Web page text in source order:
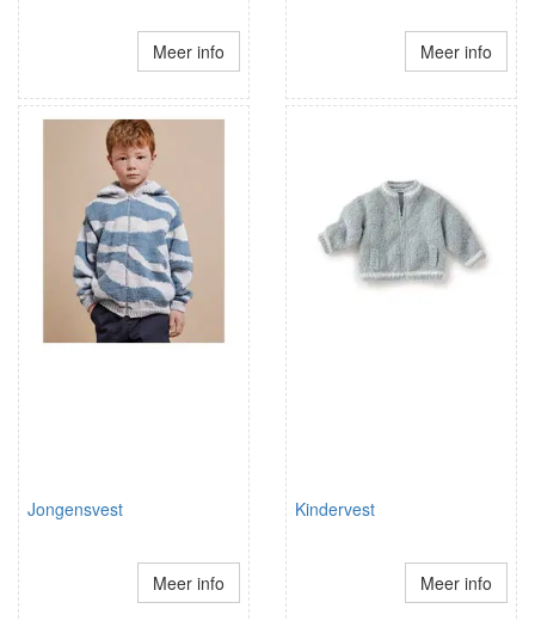
Meer info Meer info
Jongensvest
Meer info
Kindervest
Meer info